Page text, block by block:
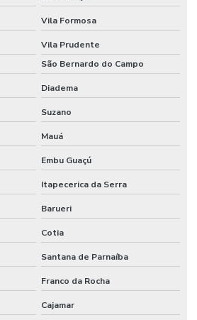
Vila Formosa
Vila Prudente
São Bernardo do Campo
Diadema
Suzano
Mauá
Embu Guaçú
Itapecerica da Serra
Barueri
Cotia
Santana de Parnaíba
Franco da Rocha
Cajamar